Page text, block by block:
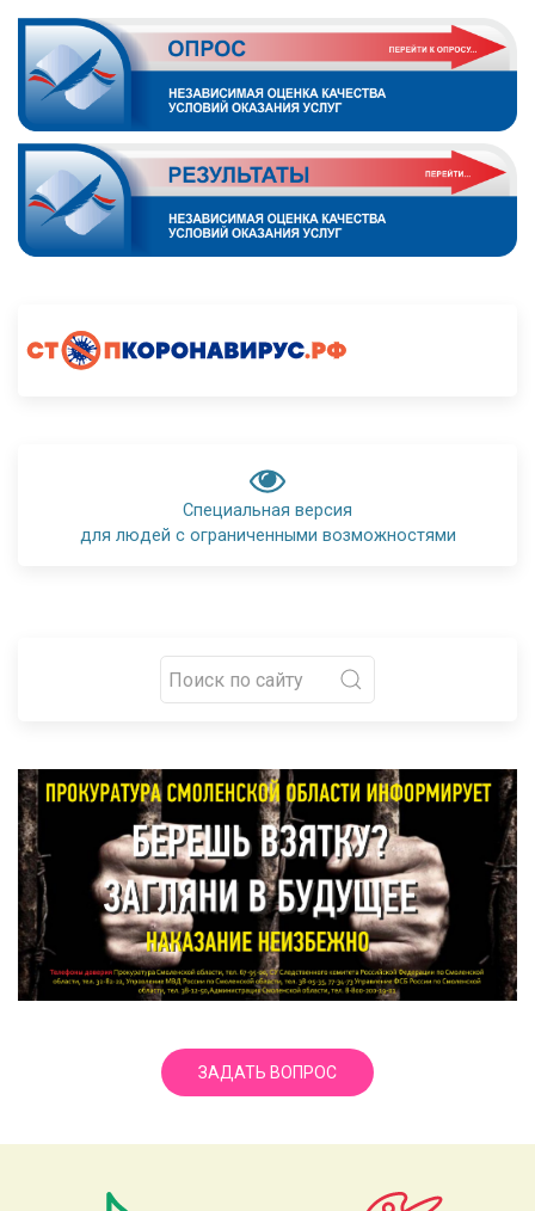
Специальная версия
для людей с ограниченными возможностями
ЗАДАТЬ ВОПРОС